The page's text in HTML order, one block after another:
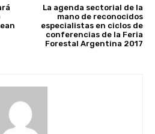
La agenda sectorial de la
mano de reconocidos
especialistas en ciclos de
conferencias de la Feria
Forestal Argentina 2017